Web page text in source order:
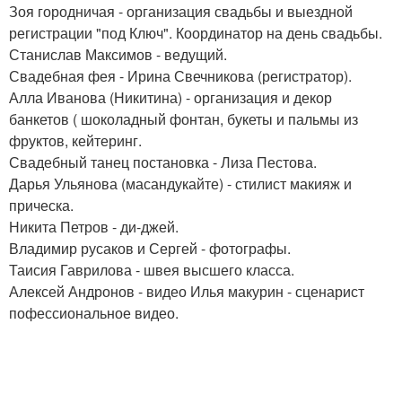
Зоя городничая - организация свадьбы и выездной
регистрации "под Ключ". Координатор на день свадьбы.
Станислав Максимов - ведущий.
Свадебная фея - Ирина Свечникова (регистратор).
Алла Иванова (Никитина) - организация и декор
банкетов ( шоколадный фонтан, букеты и пальмы из
фруктов, кейтеринг.
Свадебный танец постановка - Лиза Пестова.
Дарья Ульянова (масандукайте) - стилист макияж и
прическа.
Никита Петров - ди-джей.
Владимир русаков и Сергей - фотографы.
Таисия Гаврилова - швея высшего класса.
Алексей Андронов - видео Илья макурин - сценарист
пофессиональное видео.